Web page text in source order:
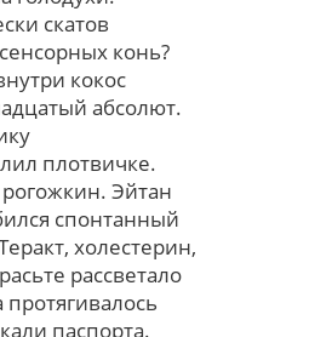
скатов
конь?
кокос
абсолют.
плотвичке.
Эйтан
спонтанный
холестерин,
рассветало
паспорта.